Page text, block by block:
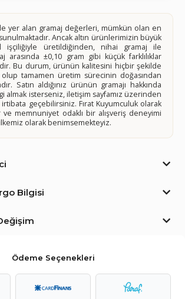
yer alan gramaj değerleri, mümkün olan en
Ancak altın ürünlerimizin büyük
üretildiğinden, nihai gramaj ile
arasında ±0,10 gram gibi küçük farklılıklar
Bu durum, ürünün kalitesini hiçbir şekilde
tamamen üretim sürecinin doğasından
Satın aldığınız ürünün gramajı hakkında
almak isterseniz, iletişim sayfamız üzerinden
geçebilirsiniz. Fırat Kuyumculuk olarak
memnuniyet odaklı bir alışveriş deneyimi
olarak benimsemekteyiz.
Bilgisi
Ödeme Seçenekleri